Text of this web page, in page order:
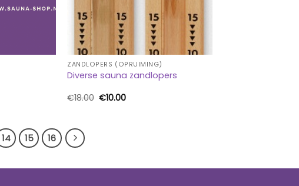
ZANDLOPERS (OPRUIMING)
Diverse sauna zandlopers
€18.00 Oorspronkelijke
€10.00Huidige
14 15 16